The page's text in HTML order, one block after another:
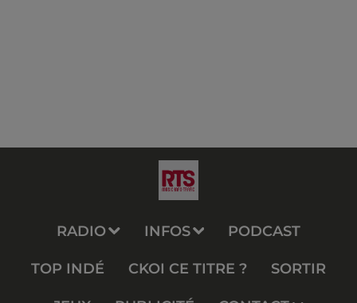
RADIO INFOS PODCAST
TOP INDÉ CKOI CE TITRE ? SORTIR